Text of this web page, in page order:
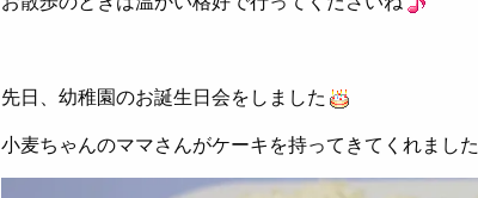
先日、幼稚園のお誕生日会をしました
小麦ちゃんのママさんがケーキを持ってきてくれました